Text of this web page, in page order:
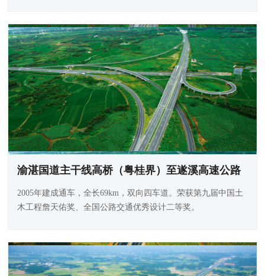
渝湛国道主干线高桥（粤桂界）至遂溪高速公路
2005年建成通车，全长69km，双向四车道。荣获第九届中国土
木工程詹天佑奖、全国公路交通优秀设计二等奖。